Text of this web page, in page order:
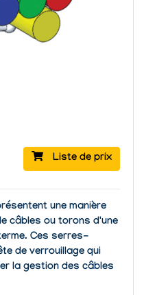
Liste de prix
une manière
câbles ou torons d'une
Ces serres-
de verrouillage qui
la gestion des câbles